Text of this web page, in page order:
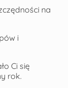
na
i
Ci się
rok.